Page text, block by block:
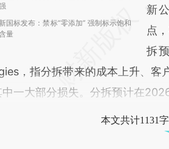
国标发布：禁标“零添加” 强制标示饱和
量
成
新
对
新
点
拆
，指分拆带来的成本上升、客
一大部分损失。分拆预计在
本文共计1131